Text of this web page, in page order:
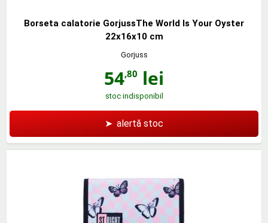
Borseta calatorie GorjussThe World Is Your Oyster
22x16x10 cm
Gorjuss
54,80 lei
stoc indisponibil
➤ alertă stoc